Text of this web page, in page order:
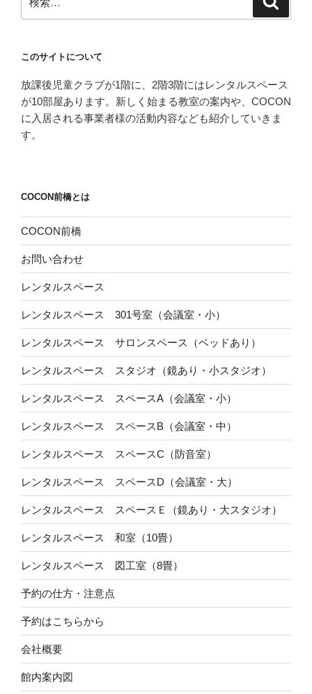
索:
このサイトについて
放課後児童クラブが1階に、2階3階にはレンタルスペース
が10部屋あります。新しく始まる教室の案内や、COCON
に入居される事業者様の活動内容なども紹介していきま
す。
COCON前橋とは
COCON前橋
お問い合わせ
レンタルスペース
レンタルスペース 301号室（会議室・小）
レンタルスペース サロンスペース（ベッドあり）
レンタルスペース スタジオ（鏡あり・小スタジオ）
レンタルスペース スペースA（会議室・小）
レンタルスペース スペースB（会議室・中）
レンタルスペース スペースC（防音室）
レンタルスペース スペースD（会議室・大）
レンタルスペース スペースＥ（鏡あり・大スタジオ）
レンタルスペース 和室（10畳）
レンタルスペース 図工室（8畳）
予約の仕方・注意点
予約はこちらから
会社概要
館内案内図